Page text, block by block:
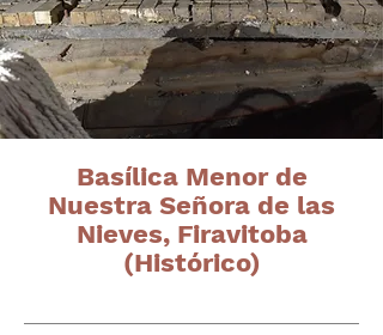
Basílica Menor de
Nuestra Señora de las
Nieves, Firavitoba
(Histórico)